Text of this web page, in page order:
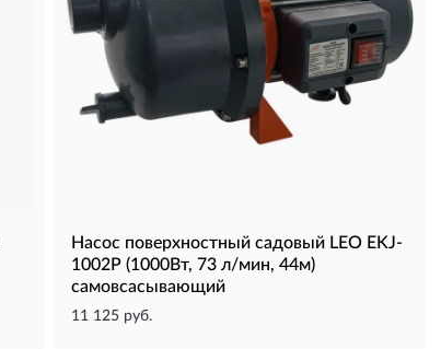
Насос поверхностный садовый LEO EKJ-
1002P (1000Вт, 73 л/мин, 44м)
самовсасывающий
11 125 руб.